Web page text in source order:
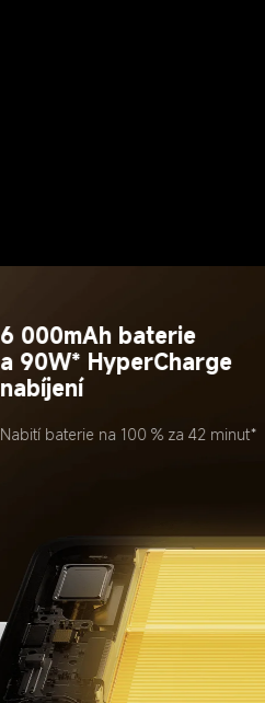
6 000mAh baterie
a 90W* HyperCharge
nabíjení
Nabití baterie na 100 % za 42 minut*